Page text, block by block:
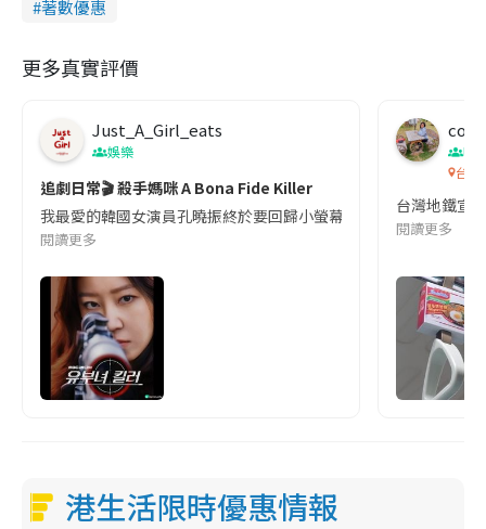
著數優惠
更多真實評價
Just_A_Girl_eats
娛樂
追劇日常🎬 殺手媽咪 A Bona Fide Killer
我最愛的韓國女演員孔曉振終於要回歸小螢幕啦!這次的劇本改編
閱讀更多
co
吹
台灣
台灣地鐵宣
閱讀更多
港生活限時優惠情報